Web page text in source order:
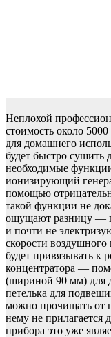
Неплохой
стоимость около
для домашнего
будет быстро сушить
необходимые
ионизирующий
помощью
такой функции не
ощущают разницу —
и почти не
скорости
будет привязывать к
концентратора —
(шириной 90 мм) для
петелька для
можно прочищать от
нему не прилагается
прибора это уже